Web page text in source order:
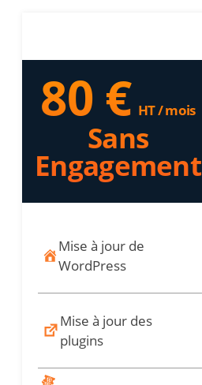
80 € HT / mois
Sans
Engagement
Mise à jour de
WordPress
Mise à jour des
plugins